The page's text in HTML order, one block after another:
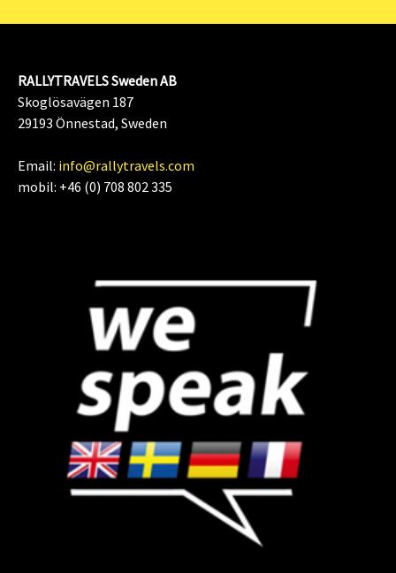
RALLYTRAVELS Sweden AB
Skoglösavägen 187
29193 Önnestad, Sweden
Email: info@rallytravels.com
mobil: +46 (0) 708 802 335